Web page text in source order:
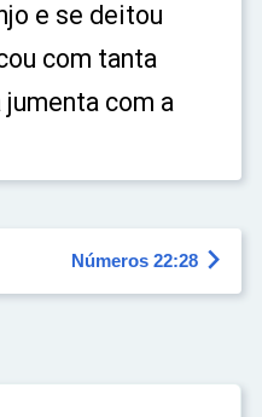
e se deitou
com tanta
jumenta com a
Números 22:28 